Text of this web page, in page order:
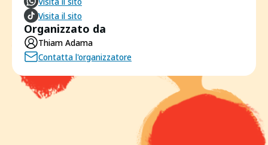
Visita il sito
Organizzato da
Thiam Adama
Contatta l'organizzatore